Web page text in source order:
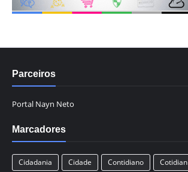
Parceiros
Portal Nayn Neto
Marcadores
Cidadania Cidade Contidiano Cotidian